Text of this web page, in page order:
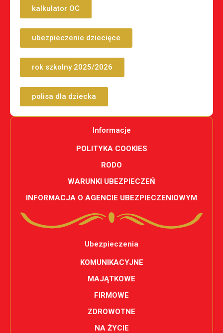
kalkulator OC
ubezpieczenie dziecięce
rok szkolny 2025/2026
polisa dla dziecka
Informacje
POLITYKA COOKIES
RODO
WARUNKI UBEZPIECZEŃ
INFORMACJA O AGENCIE UBEZPIECZENIOWYM
Ubezpieczenia
KOMUNIKACYJNE
MAJĄTKOWE
FIRMOWE
ZDROWOTNE
NA ŻYCIE